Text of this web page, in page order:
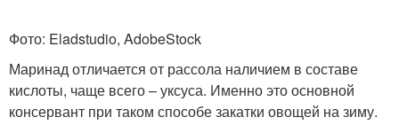
Фото: Eladstudio, AdobeStock
Маринад отличается от рассола наличием в составе
кислоты, чаще всего – уксуса. Именно это основной
консервант при таком способе закатки овощей на зиму.